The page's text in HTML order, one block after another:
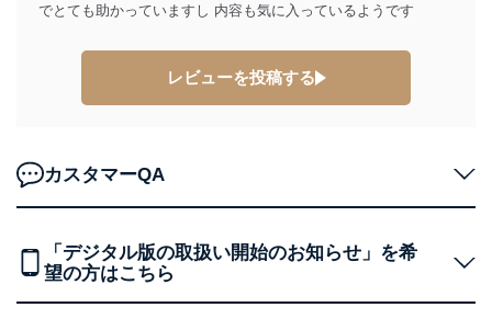
に、これらの法令及びその他の規範を常に適合させま
個人情報の安全管理措置
当社は、個人情報の正確性及び安全性を確保するため
正に努めます。
アクセス制御
機器を取り扱う従業者を明確化し、 個人データへ
の不要なアクセスを防止しています。
アクセス者の識別と認証
でとても助かっていますし 内容も気に入っているようです
レビューを投稿する
カスタマーQA
「デジタル版の取扱い開始のお知らせ」を希
望の方はこちら